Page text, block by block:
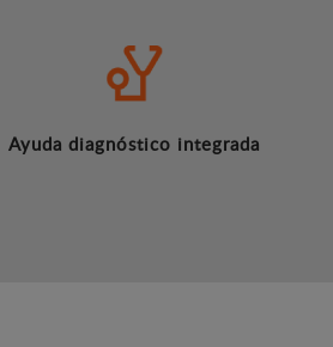
Ayuda diagnóstico integrada